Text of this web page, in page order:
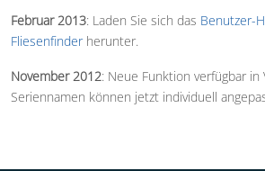
Februar 2013: Laden Sie sich das Benutzer-
Fliesenfinderherunter.
November 2012: Neue Funktion verfügbar in
Seriennamen können jetzt individuell